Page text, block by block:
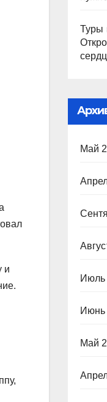
и
Туры
Май
Июль
Июнь
Май